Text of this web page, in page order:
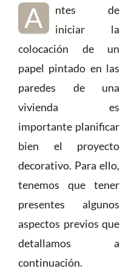
A
ntes de
iniciar la
colocación de un
papel pintado en las
paredes de una
vivienda es
importante planificar
bien el proyecto
decorativo. Para ello,
tenemos que tener
presentes algunos
aspectos previos que
detallamos a
continuación.